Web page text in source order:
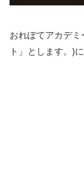
おれぽてアカデミ
ト」とします。)